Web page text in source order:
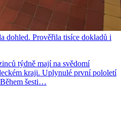
dohled. Prověřila tisíce dokladů i
týdně mají na svědomí
kraji. Uplynulé první pololetí
šesti…